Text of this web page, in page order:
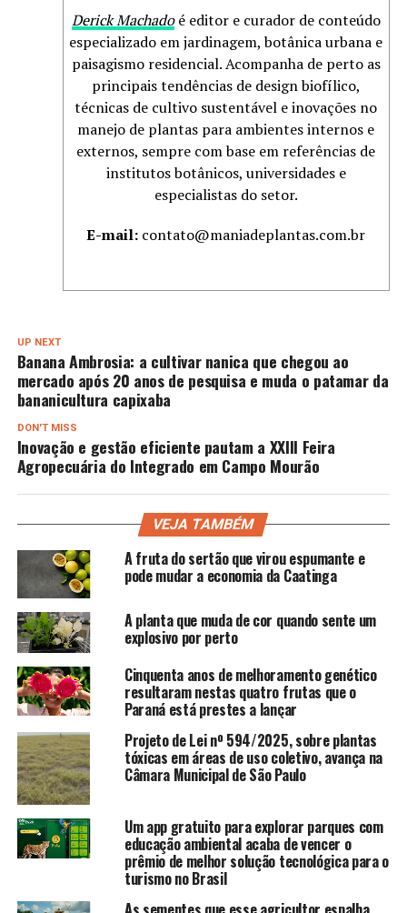
Derick Machadoé editor e curador de conteúdo
especializado em jardinagem, botânica urbana e
paisagismo residencial. Acompanha de perto as
principais tendências de design biofílico,
técnicas de cultivo sustentável e inovações no
manejo de plantas para ambientes internos e
externos, sempre com base em referências de
institutos botânicos, universidades e
especialistas do setor.
E-mail: contato@maniadeplantas.com.br
UP NEXT
Banana Ambrosia: a cultivar nanica que chegou ao
mercado após 20 anos de pesquisa e muda o patamar da
bananicultura capixaba
DON'T MISS
Inovação e gestão eficiente pautam a XXIII Feira
Agropecuária do Integrado em Campo Mourão
VEJA TAMBÉM
A fruta do sertão que virou espumante e
pode mudar a economia da Caatinga
A planta que muda de cor quando sente um
explosivo por perto
Cinquenta anos de melhoramento genético
resultaram nestas quatro frutas que o
Paraná está prestes a lançar
Projeto de Lei nº 594/2025, sobre plantas
tóxicas em áreas de uso coletivo, avança na
Câmara Municipal de São Paulo
Um app gratuito para explorar parques com
educação ambiental acaba de vencer o
prêmio de melhor solução tecnológica para o
turismo no Brasil